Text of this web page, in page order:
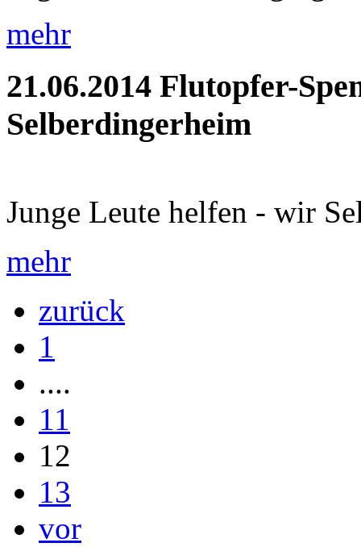
mehr
21.06.2014 Flutopfer-
Selberdingerheim
Junge Leute helfen - wir
mehr
zurück
1
....
11
12
13
vor